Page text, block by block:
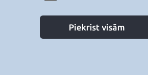
Piekrist visām